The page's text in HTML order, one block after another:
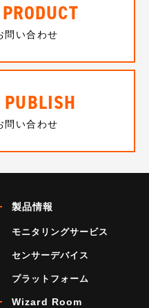
問い合わせ
問い合わせ
製品情報
モニタリングサービス
センサーデバイス
プラットフォーム
Wizard Room